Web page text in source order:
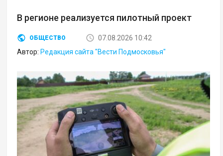
В регионе реализуется пилотный проект
ОБЩЕСТВО
07.08.2026 10:42
Автор: Редакция сайта "Вести Подмосковья"